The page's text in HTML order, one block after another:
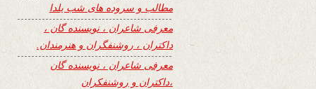
مطالب و سروده های شب یلدا
معرفی شاعران ، نویسنده گان ،
داکتران ، روشنفگران و هنرمندان.
معرفی شاعران ، نویسنده گان
،داکتران و روشنفکران